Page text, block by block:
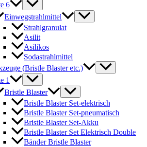
6
Einwegstrahlmittel
Strahlgranulat
Asilit
Asilikos
Sodastrahlmittel
(Bristle Blaster etc.)
1
Bristle Blaster
Bristle Blaster Set-elektrisch
Bristle Blaster Set-pneumatisch
Bristle Blaster Set-Akku
Bristle Blaster Set Elektrisch Double
Bänder Bristle Blaster